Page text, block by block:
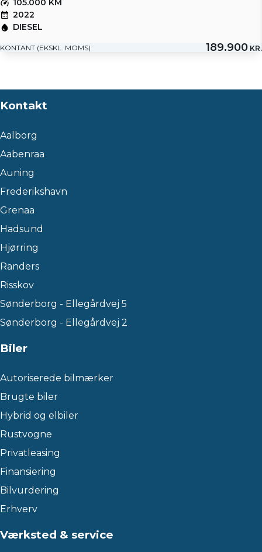
105.000 KM
2022
DIESEL
KONTANT (EKSKL. MOMS) 189.900 KR.
Kontakt
Aalborg
Aabenraa
Auning
Frederikshavn
Grenaa
Hadsund
Hjørring
Randers
Risskov
Sønderborg - Ellegårdvej 5
Sønderborg - Ellegårdvej 2
Biler
Autoriserede bilmærker
Brugte biler
Hybrid og elbiler
Rustvogne
Privatleasing
Finansiering
Bilvurdering
Erhverv
Værksted & service